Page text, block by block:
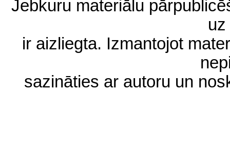
Jebkuru materiālu
ir aizliegta. Izmantojot
sazināties ar autoru un